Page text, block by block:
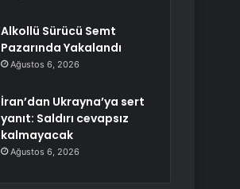
Alkollü Sürücü Semt
Pazarında Yakalandı
Ağustos 6, 2026
İran’dan Ukrayna’ya sert
yanıt: Saldırı cevapsız
kalmayacak
Ağustos 6, 2026